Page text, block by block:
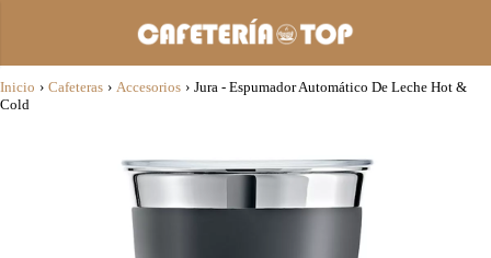
Inicio › Cafeteras › Accesorios › Jura - Espumador Automático De Leche Hot &
Cold